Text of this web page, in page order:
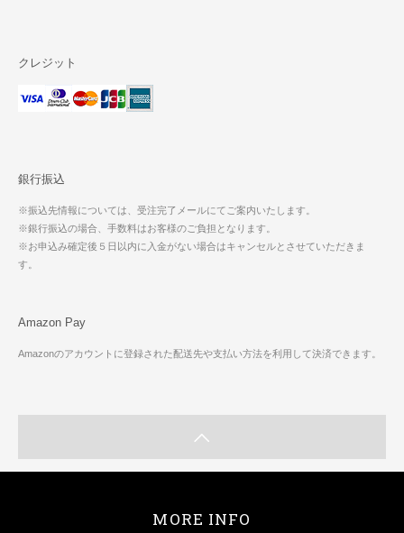
クレジット
銀行振込
※振込先情報については、受注完了メールにてご案内いたします。
※銀行振込の場合、手数料はお客様のご負担となります。
※お申込み確定後５日以内に入金がない場合はキャンセルとさせていただきま
す。
Amazon Pay
Amazonのアカウントに登録された配送先や支払い方法を利用して決済できます。
MORE INFO